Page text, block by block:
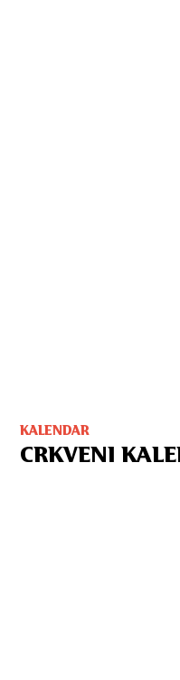
KALENDAR
CRKVENI